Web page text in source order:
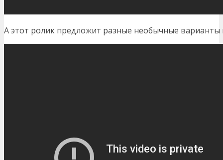
А этот ролик предложит разные необычные